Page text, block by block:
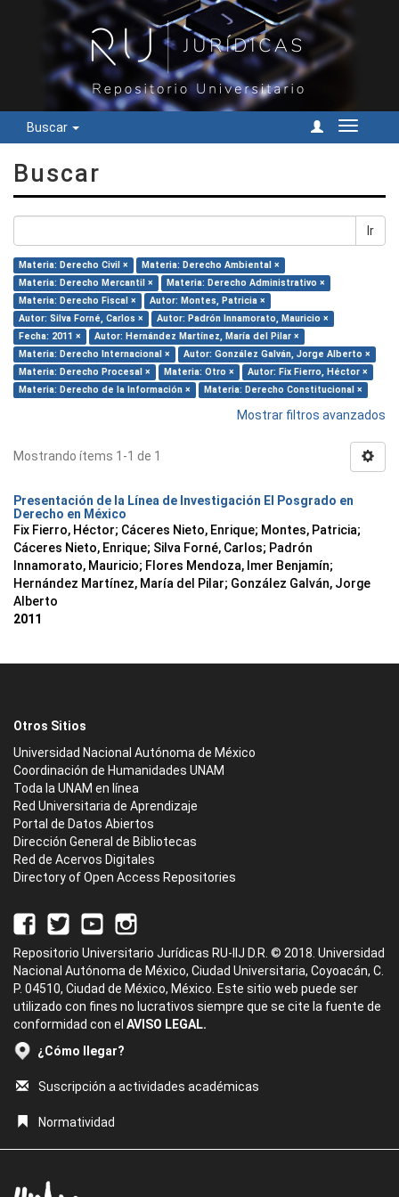
Buscar
Cambiar
Buscar
Ir
Materia: Derecho Civil ×
Materia: Derecho Ambiental ×
Materia: Derecho Mercantil ×
Materia: Derecho Administrativo ×
Materia: Derecho Fiscal ×
Autor: Montes, Patricia ×
Autor: Silva Forné, Carlos ×
Autor: Padrón Innamorato, Mauricio ×
Fecha: 2011 ×
Autor: Hernández Martínez, María del Pilar ×
Materia: Derecho Internacional ×
Autor: González Galván, Jorge Alberto ×
Materia: Derecho Procesal ×
Materia: Otro ×
Autor: Fix Fierro, Héctor ×
Materia: Derecho de la Información ×
Materia: Derecho Constitucional ×
Mostrar filtros avanzados
Mostrando ítems 1-1 de 1
Presentación de la Línea de Investigación El Posgrado en
Derecho en México
Fix Fierro, Héctor; Cáceres Nieto, Enrique; Montes, Patricia;
Cáceres Nieto, Enrique; Silva Forné, Carlos; Padrón
Innamorato, Mauricio; Flores Mendoza, Imer Benjamín;
Hernández Martínez, María del Pilar; González Galván, Jorge
Alberto
2011
Otros Sitios
Universidad Nacional Autónoma de México
Coordinación de Humanidades UNAM
Toda la UNAM en línea
Red Universitaria de Aprendizaje
Portal de Datos Abiertos
Dirección General de Bibliotecas
Red de Acervos Digitales
Directory of Open Access Repositories
Repositorio Universitario Jurídicas RU-IIJ D.R. © 2018. Universidad
Nacional Autónoma de México, Ciudad Universitaria, Coyoacán, C.
P. 04510, Ciudad de México, México. Este sitio web puede ser
utilizado con fines no lucrativos siempre que se cite la fuente de
conformidad con el AVISO LEGAL.
¿Cómo llegar?
Suscripción a actividades académicas
Normatividad